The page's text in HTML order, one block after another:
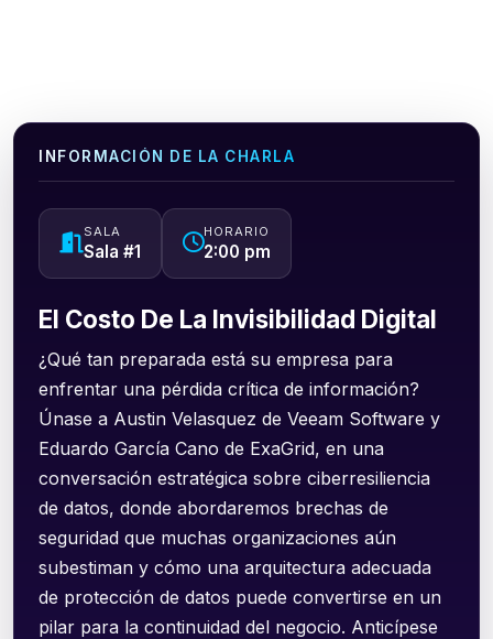
INFORMACIÓN DE LA CHARLA
SALA
Sala #1
HORARIO
2:00 pm
El Costo De La Invisibilidad Digital
¿Qué tan preparada está su empresa para
enfrentar una pérdida crítica de información?
Únase a Austin Velasquez de Veeam Software y
Eduardo García Cano de ExaGrid, en una
conversación estratégica sobre ciberresiliencia
de datos, donde abordaremos brechas de
seguridad que muchas organizaciones aún
subestiman y cómo una arquitectura adecuada
de protección de datos puede convertirse en un
pilar para la continuidad del negocio. Anticípese